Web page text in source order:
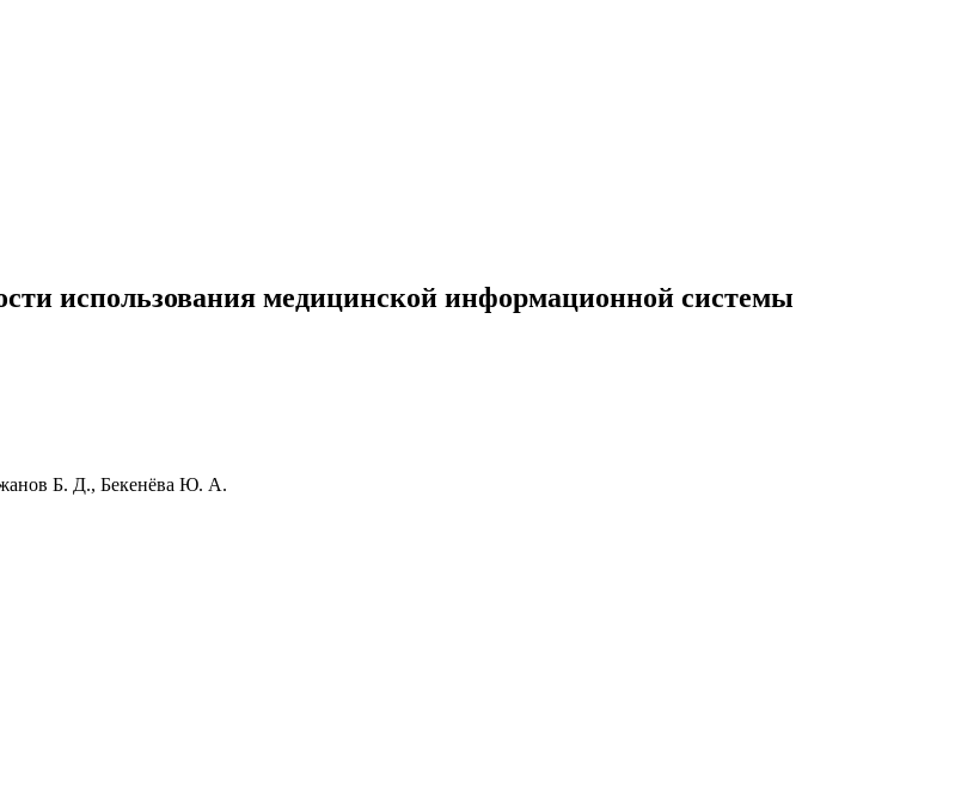
использования медицинской информационной системы
Б. Д., Бекенёва Ю. А.